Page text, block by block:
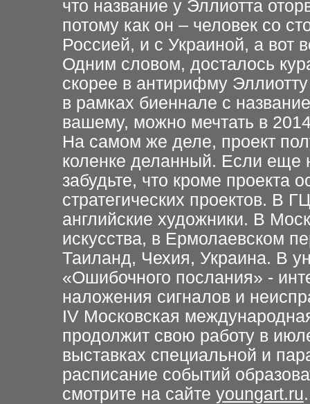
что название у Эллиотта
потому как он – человек со
Россией, и с Украиной, а вот
Одним словом, досталось
скорее в антирифму
в рамках биеннале с
вашему, можно мечтать в
На самом же деле, проект
коленке деланный. Если еще
забудьте, что кроме проекта
стратегических проектов. В
английские художники. В
искусства, в Ермолаевском
Таиланд, Чехия, Украина. В
«Ошибочного послания» -
наложения сигналов и
IV Московская
продолжит свою работу в
выставках специальной и
расписание событий
смотрите на сайте youngart.ru.